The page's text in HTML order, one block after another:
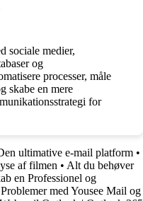
sociale medier,
og
processer, måle
skabe en mere
for
ultimative e-mail platform •
af filmen • Alt du behøver
en Professionel og
Problemer med Yousee Mail og